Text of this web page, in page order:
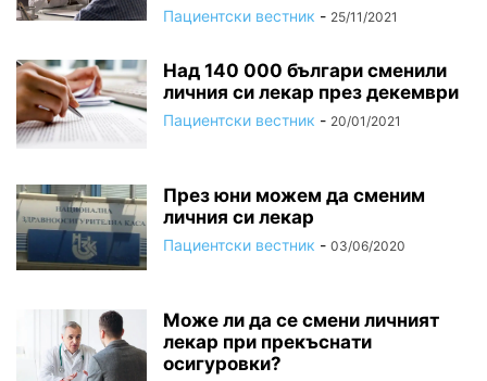
Пациентски вестник - 25/11/2021
Над 140 000 българи сменили
личния си лекар през декември
Пациентски вестник - 20/01/2021
През юни можем да сменим
личния си лекар
Пациентски вестник - 03/06/2020
Може ли да се смени личният
лекар при прекъснати
осигуровки?